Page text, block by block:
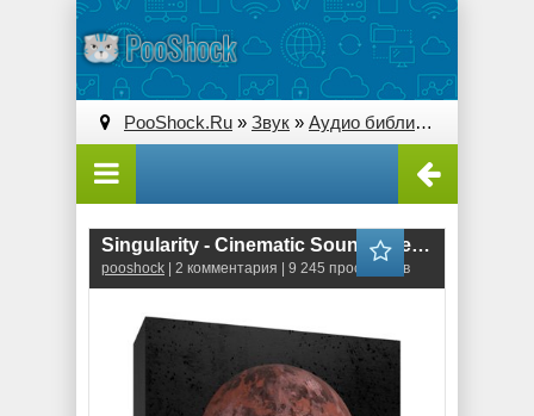
PooShock.Ru » Звук » Аудио библиотеки
Singularity - Cinematic Sound Effects Library (WAV)
pooshock | 2 комментария | 9 245 просмотров